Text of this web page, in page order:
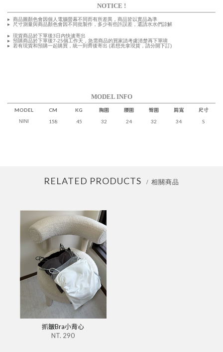
NOTICE !
▸ 商品圖顏色會因個人電腦螢幕不同而有所差異，商品皆以實品為準
▸ 尺寸測量與商品顏色會因不同批製作，多少有些許誤差，還請水水們諒解
▸ 現貨商品於下單後3日內快速寄出
▸ 預購商品於下單後7-25個工作天，急需商品的買家請考慮清楚再下單唷
▸ 若有現貨和預購一起購買，統一到齊後寄出 (若想先拿現貨，請分開下訂)
MODEL INFO
MODEL CM KG 胸圍 腰圍 臀圍 肩寬 尺寸
NINI 158 45 32 24 32 34 S
RELATED PRODUCTS 相關商品
抓皺Bra小背心
NT. 290